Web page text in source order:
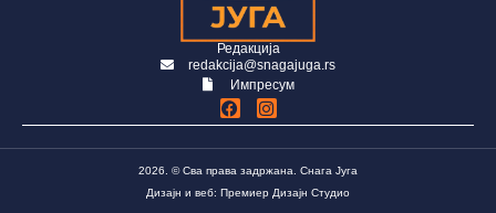
Редакција
redakcija@snagajuga.rs
Импресум
2026. © Сва права задржана. Снага Југа
Дизајн и веб: Премиер Дизајн Студио